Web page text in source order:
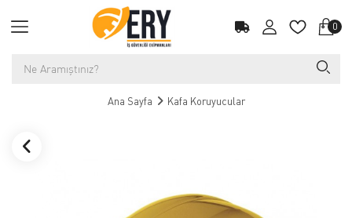
0
Ana Sayfa Kafa Koruyucular